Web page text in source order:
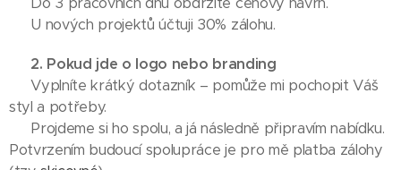
✔︎ U nových projektů účtuji 30% zálohu.
2. Pokud jde o logo nebo branding
✔︎ Vyplníte krátký dotazník – pomůže mi pochopit Váš
styl a potřeby.
✔︎ Projdeme si ho spolu, a já následně připravím nabídku.
Potvrzením budoucí spolupráce je pro mě platba zálohy